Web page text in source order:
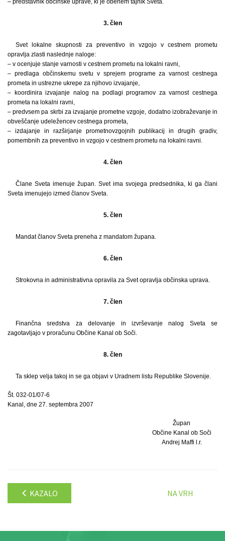
3. člen
Svet lokalne skupnosti za preventivo in vzgojo v cestnem prometu
opravlja zlasti naslednje naloge:
– v ocenjuje stanje varnosti v cestnem prometu na lokalni ravni,
– predlaga občinskemu svetu v sprejem programe za varnost cestnega
prometa in ustrezne ukrepe za njihovo izvajanje,
– koordinira izvajanje nalog na podlagi programov za varnost cestnega
prometa na lokalni ravni,
– predvsem pa skrbi za izvajanje prometne vzgoje, dodatno izobraževanje in
obveščanje udeležencev cestnega prometa,
– izdajanje in razširjanje prometnovzgojnih publikacij in drugih gradiv,
pomembnih za preventivo in vzgojo v cestnem prometu na lokalni ravni.
4. člen
Člane Sveta imenuje župan. Svet ima svojega predsednika, ki ga člani
Sveta imenujejo izmed članov Sveta.
5. člen
Mandat članov Sveta preneha z mandatom župana.
6. člen
Strokovna in administrativna opravila za Svet opravlja občinska uprava.
7. člen
Finančna sredstva za delovanje in izvrševanje nalog Sveta se
zagotavljajo v proračunu Občine Kanal ob Soči.
8. člen
Ta sklep velja takoj in se ga objavi v Uradnem listu Republike Slovenije.
Št. 032-01/07-6
Kanal, dne 27. septembra 2007
Župan
Občine Kanal ob Soči
Andrej Maffi l.r.
KAZALO NA VRH